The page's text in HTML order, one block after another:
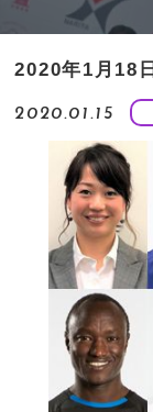
2020年1月18
2020.01.15